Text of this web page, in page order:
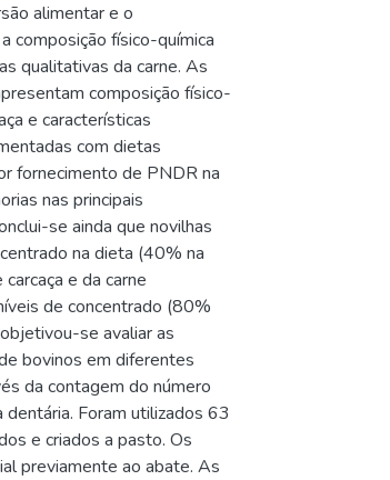
alimentar e o
composição físico-química
qualitativas da carne. As
composição físico-
e características
com dietas
fornecimento de PNDR na
nas principais
se ainda que novilhas
na dieta (40% na
e da carne
de concentrado (80%
se avaliar as
bovinos em diferentes
da contagem do número
Foram utilizados 63
e criados a pasto. Os
previamente ao abate. As